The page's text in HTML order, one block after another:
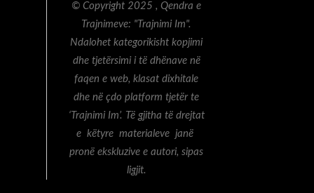
© Copyright 2025 , Qendra e
Trajnimeve: "Trajnimi Im".
Ndalohet kategorikisht kopjimi
dhe tjetërsimi i të dhënave në
faqen e web, klasat dixhitale
dhe në çdo platform tjetër te
‘Trajnimi Im’. Të gjitha të drejtat
e këtyre materialeve janë
pronë ekskluzive e autori, sipas
ligjit.